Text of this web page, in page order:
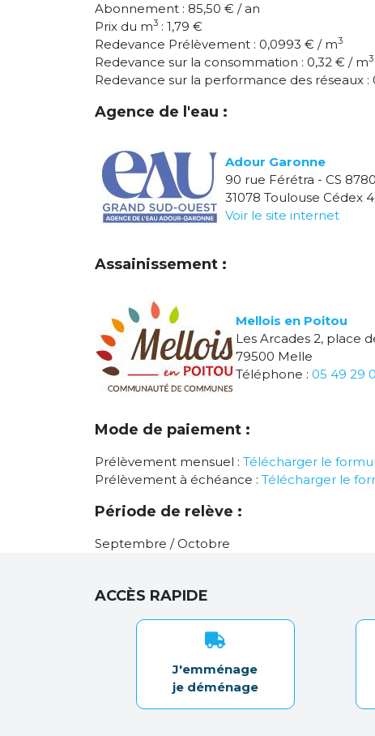
Abonnement : 85,50 € / an
Prix du m3 : 1,79 €
Redevance Prélèvement : 0,0993 € / m3
Redevance sur la consommation : 0,32 € / m3
Redevance sur la performance des réseaux :
Agence de l'eau :
Adour Garonne
90 rue Férétra - CS
31078 Toulouse Cédex 4
Voir le site internet
Assainissement :
Mellois en Poitou
Les Arcades 2, place
79500 Melle
Téléphone : 05 49 29
Mode de paiement :
Prélèvement mensuel : Télécharger le
Prélèvement à échéance : Télécharger le
Période de relève :
Septembre / Octobre
ACCÈS RAPIDE
J'emménage
je déménage